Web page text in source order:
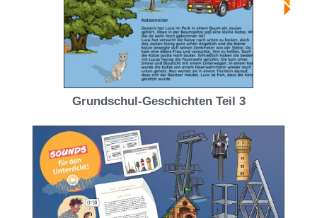
Grundschul-Geschichten Teil 3